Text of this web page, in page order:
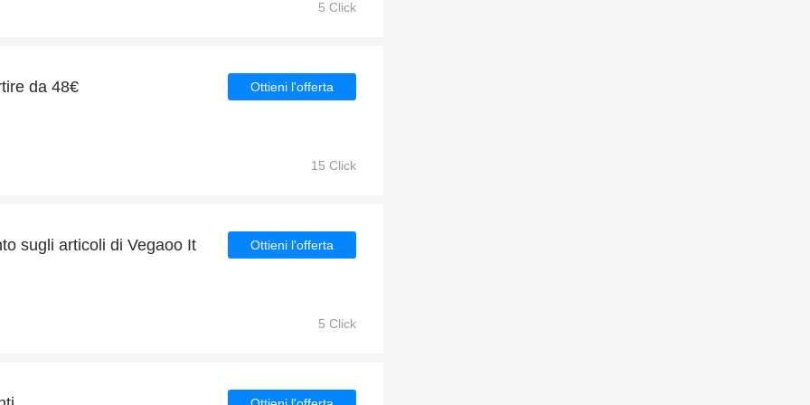
5 Click
da 48€ Ottieni l'offerta
15 Click
sugli articoli di Vegaoo It Ottieni l'offerta
5 Click